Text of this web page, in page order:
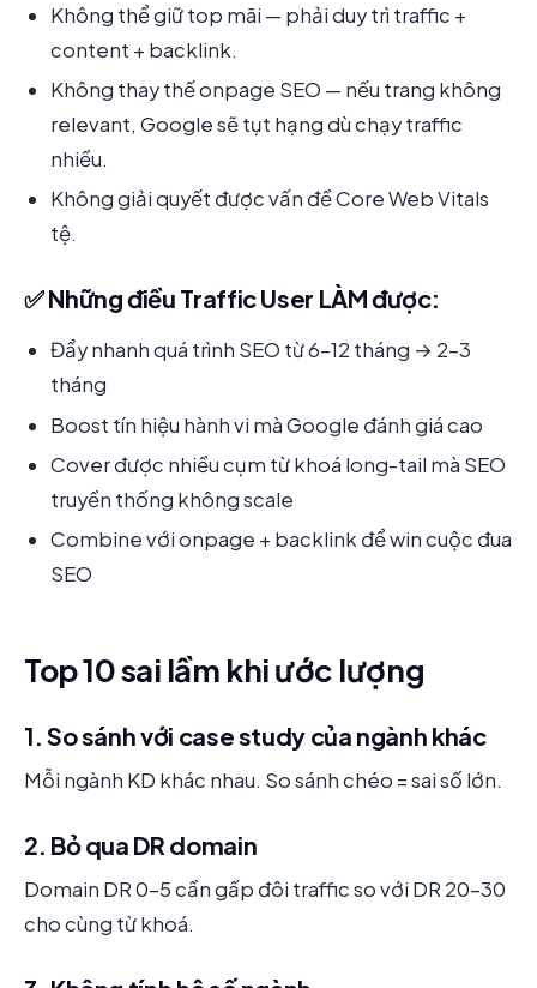
Không thể giữ top mãi — phải duy trì traffic +
content + backlink.
Không thay thế onpage SEO — nếu trang không
relevant, Google sẽ tụt hạng dù chạy traffic
nhiều.
Không giải quyết được vấn đề Core Web Vitals
tệ.
✅ Những điều Traffic User LÀM được:
Đẩy nhanh quá trình SEO từ 6-12 tháng → 2-3
tháng
Boost tín hiệu hành vi mà Google đánh giá cao
Cover được nhiều cụm từ khoá long-tail mà SEO
truyền thống không scale
Combine với onpage + backlink để win cuộc đua
SEO
Top 10 sai lầm khi ước lượng
1. So sánh với case study của ngành khác
Mỗi ngành KD khác nhau. So sánh chéo = sai số lớn.
2. Bỏ qua DR domain
Domain DR 0-5 cần gấp đôi traffic so với DR 20-30
cho cùng từ khoá.